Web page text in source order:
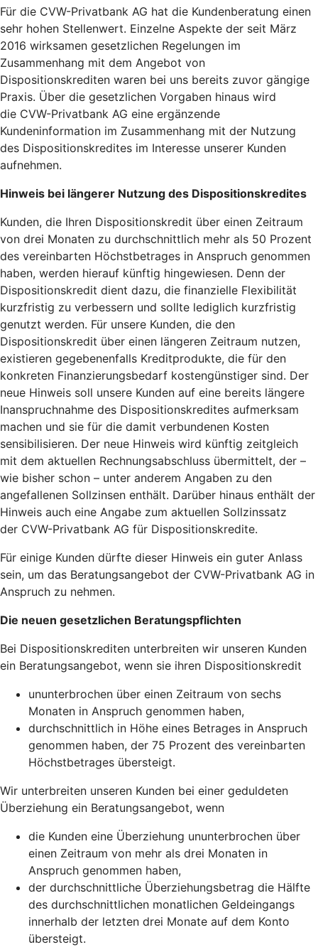
Für die CVW-Privatbank AG hat die Kundenberatung einen
sehr hohen Stellenwert. Einzelne Aspekte der seit März
2016 wirksamen gesetzlichen Regelungen im
Zusammenhang mit dem Angebot von
Dispositionskrediten waren bei uns bereits zuvor gängige
Praxis. Über die gesetzlichen Vorgaben hinaus wird
die CVW-Privatbank AG eine ergänzende
Kundeninformation im Zusammenhang mit der Nutzung
des Dispositionskredites im Interesse unserer Kunden
aufnehmen.
Hinweis bei längerer Nutzung des Dispositionskredites
Kunden, die Ihren Dispositionskredit über einen Zeitraum
von drei Monaten zu durchschnittlich mehr als 50 Prozent
des vereinbarten Höchstbetrages in Anspruch genommen
haben, werden hierauf künftig hingewiesen. Denn der
Dispositionskredit dient dazu, die finanzielle Flexibilität
kurzfristig zu verbessern und sollte lediglich kurzfristig
genutzt werden. Für unsere Kunden, die den
Dispositionskredit über einen längeren Zeitraum nutzen,
existieren gegebenenfalls Kreditprodukte, die für den
konkreten Finanzierungsbedarf kostengünstiger sind. Der
neue Hinweis soll unsere Kunden auf eine bereits längere
Inanspruchnahme des Dispositionskredites aufmerksam
machen und sie für die damit verbundenen Kosten
sensibilisieren. Der neue Hinweis wird künftig zeitgleich
mit dem aktuellen Rechnungsabschluss übermittelt, der –
wie bisher schon – unter anderem Angaben zu den
angefallenen Sollzinsen enthält. Darüber hinaus enthält der
Hinweis auch eine Angabe zum aktuellen Sollzinssatz
der CVW-Privatbank AG für Dispositionskredite.
Für einige Kunden dürfte dieser Hinweis ein guter Anlass
sein, um das Beratungsangebot der CVW-Privatbank AG in
Anspruch zu nehmen.
Die neuen gesetzlichen Beratungspflichten
Bei Dispositionskrediten unterbreiten wir unseren Kunden
ein Beratungsangebot, wenn sie ihren Dispositionskredit
ununterbrochen über einen Zeitraum von sechs
Monaten in Anspruch genommen haben,
durchschnittlich in Höhe eines Betrages in Anspruch
genommen haben, der 75 Prozent des vereinbarten
Höchstbetrages übersteigt.
Wir unterbreiten unseren Kunden bei einer geduldeten
Überziehung ein Beratungsangebot, wenn
die Kunden eine Überziehung ununterbrochen über
einen Zeitraum von mehr als drei Monaten in
Anspruch genommen haben,
der durchschnittliche Überziehungsbetrag die Hälfte
des durchschnittlichen monatlichen Geldeingangs
innerhalb der letzten drei Monate auf dem Konto
übersteigt.